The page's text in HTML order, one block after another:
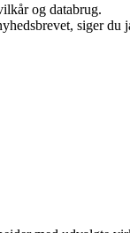
og databrug.
siger